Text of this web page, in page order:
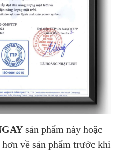
sản phẩm này hoặc
về sản phẩm trước khi